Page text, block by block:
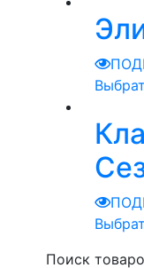
Поиск